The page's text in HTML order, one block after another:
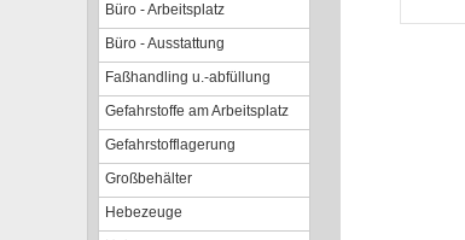
Büro - Arbeitsplatz
Büro - Ausstattung
Faßhandling u.-abfüllung
Gefahrstoffe am Arbeitsplatz
Gefahrstofflagerung
Großbehälter
Hebezeuge